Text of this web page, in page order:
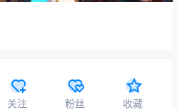
关注 粉丝 收藏